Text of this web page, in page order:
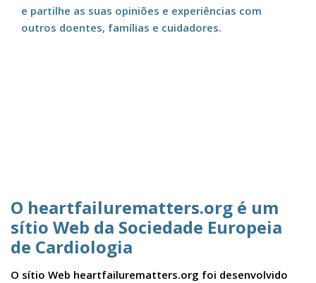
e partilhe as suas opiniões e experiências com
outros doentes, famílias e cuidadores.
O heartfailurematters.org é um
sítio Web da Sociedade Europeia
de Cardiologia
O sítio Web heartfailurematters.org foi desenvolvido